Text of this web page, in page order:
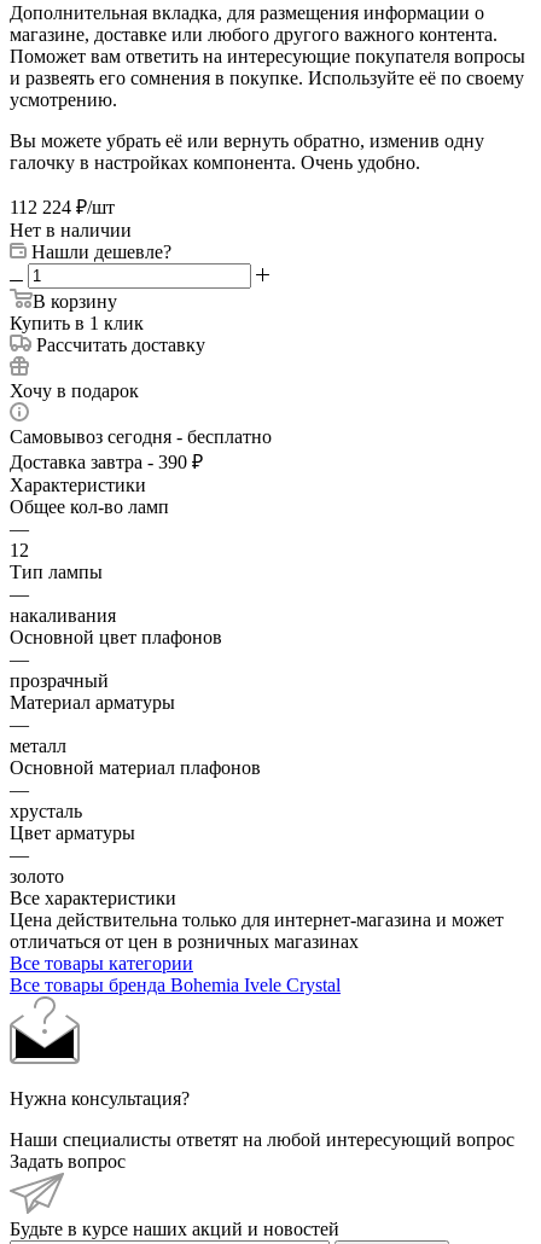
Дополнительная вкладка, для размещения информации о
магазине, доставке или любого другого важного контента.
Поможет вам ответить на интересующие покупателя вопросы
и развеять его сомнения в покупке. Используйте её по своему
усмотрению.
Вы можете убрать её или вернуть обратно, изменив одну
галочку в настройках компонента. Очень удобно.
112 224 ₽/шт
Нет в наличии
Нашли дешевле?
В корзину
Купить в 1 клик
Рассчитать доставку
Хочу в подарок
Самовывоз сегодня - бесплатно
Доставка завтра - 390 ₽
Характеристики
Общее кол-во ламп
—
12
Тип лампы
—
накаливания
Основной цвет плафонов
—
прозрачный
Материал арматуры
—
металл
Основной материал плафонов
—
хрусталь
Цвет арматуры
—
золото
Все характеристики
Цена действительна только для интернет-магазина и может
отличаться от цен в розничных магазинах
Все товары категории
Все товары бренда Bohemia Ivele Crystal
Нужна консультация?
Наши специалисты ответят на любой интересующий вопрос
Задать вопрос
Будьте в курсе наших акций и новостей